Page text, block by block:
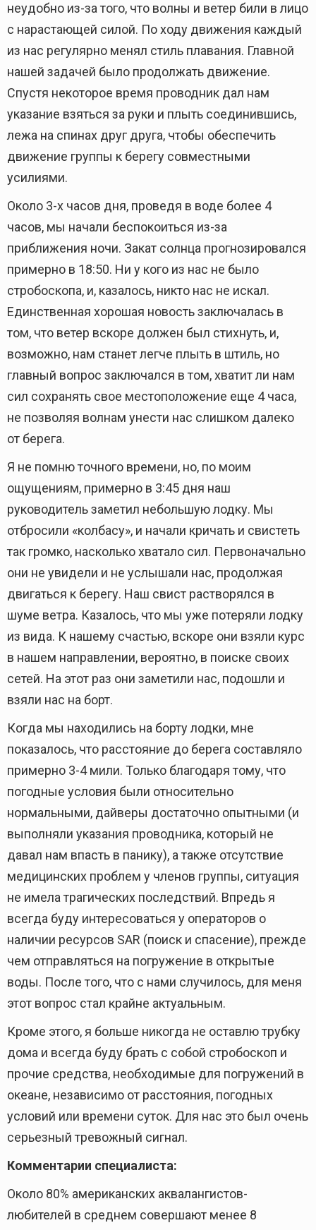
неудобно из-за того, что волны и ветер били в лицо
с нарастающей силой. По ходу движения каждый
из нас регулярно менял стиль плавания. Главной
нашей задачей было продолжать движение.
Спустя некоторое время проводник дал нам
указание взяться за руки и плыть соединившись,
лежа на спинах друг друга, чтобы обеспечить
движение группы к берегу совместными
усилиями.
Около 3-х часов дня, проведя в воде более 4
часов, мы начали беспокоиться из-за
приближения ночи. Закат солнца прогнозировался
примерно в 18:50. Ни у кого из нас не было
стробоскопа, и, казалось, никто нас не искал.
Единственная хорошая новость заключалась в
том, что ветер вскоре должен был стихнуть, и,
возможно, нам станет легче плыть в штиль, но
главный вопрос заключался в том, хватит ли нам
сил сохранять свое местоположение еще 4 часа,
не позволяя волнам унести нас слишком далеко
от берега.
Я не помню точного времени, но, по моим
ощущениям, примерно в 3:45 дня наш
руководитель заметил небольшую лодку. Мы
отбросили «колбасу», и начали кричать и свистеть
так громко, насколько хватало сил. Первоначально
они не увидели и не услышали нас, продолжая
двигаться к берегу. Наш свист растворялся в
шуме ветра. Казалось, что мы уже потеряли лодку
из вида. К нашему счастью, вскоре они взяли курс
в нашем направлении, вероятно, в поиске своих
сетей. На этот раз они заметили нас, подошли и
взяли нас на борт.
Когда мы находились на борту лодки, мне
показалось, что расстояние до берега составляло
примерно 3-4 мили. Только благодаря тому, что
погодные условия были относительно
нормальными, дайверы достаточно опытными (и
выполняли указания проводника, который не
давал нам впасть в панику), а также отсутствие
медицинских проблем у членов группы, ситуация
не имела трагических последствий. Впредь я
всегда буду интересоваться у операторов о
наличии ресурсов SAR (поиск и спасение), прежде
чем отправляться на погружение в открытые
воды. После того, что с нами случилось, для меня
этот вопрос стал крайне актуальным.
Кроме этого, я больше никогда не оставлю трубку
дома и всегда буду брать с собой стробоскоп и
прочие средства, необходимые для погружений в
океане, независимо от расстояния, погодных
условий или времени суток. Для нас это был очень
серьезный тревожный сигнал.
Комментарии специалиста:
Около 80% американских аквалангистов-
любителей в среднем совершают менее 8